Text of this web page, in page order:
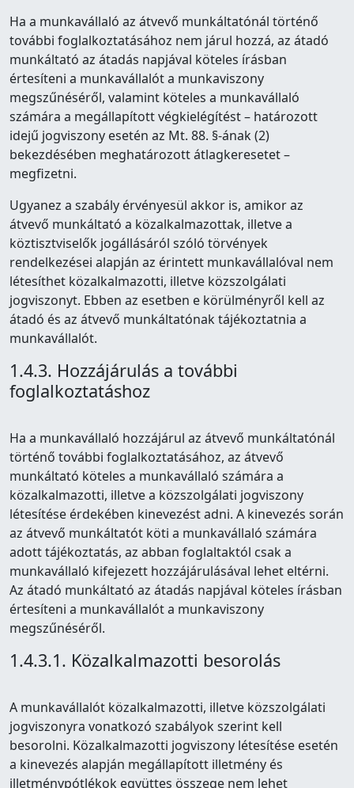
Ha a munkavállaló az átvevő munkáltatónál történő
további foglalkoztatásához nem járul hozzá, az átadó
munkáltató az átadás napjával köteles írásban
értesíteni a munkavállalót a munkaviszony
megszűnéséről, valamint köteles a munkavállaló
számára a megállapított végkielégítést – határozott
idejű jogviszony esetén az Mt. 88. §-ának (2)
bekezdésében meghatározott átlagkeresetet –
megfizetni.
Ugyanez a szabály érvényesül akkor is, amikor az
átvevő munkáltató a közalkalmazottak, illetve a
köztisztviselők jogállásáról szóló törvények
rendelkezései alapján az érintett munkavállalóval nem
létesíthet közalkalmazotti, illetve közszolgálati
jogviszonyt. Ebben az esetben e körülményről kell az
átadó és az átvevő munkáltatónak tájékoztatnia a
munkavállalót.
1.4.3. Hozzájárulás a további
foglalkoztatáshoz
Ha a munkavállaló hozzájárul az átvevő munkáltatónál
történő további foglalkoztatásához, az átvevő
munkáltató köteles a munkavállaló számára a
közalkalmazotti, illetve a közszolgálati jogviszony
létesítése érdekében kinevezést adni. A kinevezés során
az átvevő munkáltatót köti a munkavállaló számára
adott tájékoztatás, az abban foglaltaktól csak a
munkavállaló kifejezett hozzájárulásával lehet eltérni.
Az átadó munkáltató az átadás napjával köteles írásban
értesíteni a munkavállalót a munkaviszony
megszűnéséről.
1.4.3.1. Közalkalmazotti besorolás
A munkavállalót közalkalmazotti, illetve közszolgálati
jogviszonyra vonatkozó szabályok szerint kell
besorolni. Közalkalmazotti jogviszony létesítése esetén
a kinevezés alapján megállapított illetmény és
illetménypótlékok együttes összege nem lehet